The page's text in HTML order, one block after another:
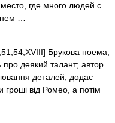
где много людей с
…
Брукова поема,
про деякий талант; автор
деталей, додає
гроші від Ромео, а потім